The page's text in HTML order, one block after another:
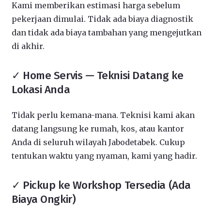
Kami memberikan estimasi harga sebelum
pekerjaan dimulai. Tidak ada biaya diagnostik
dan tidak ada biaya tambahan yang mengejutkan
di akhir.
✓ Home Servis — Teknisi Datang ke
Lokasi Anda
Tidak perlu kemana-mana. Teknisi kami akan
datang langsung ke rumah, kos, atau kantor
Anda di seluruh wilayah Jabodetabek. Cukup
tentukan waktu yang nyaman, kami yang hadir.
✓ Pickup ke Workshop Tersedia (Ada
Biaya Ongkir)